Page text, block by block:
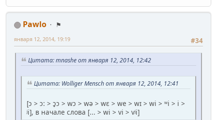
Pawlo
⚑
#34
января 12, 2014, 19:19
Цитата: mnashe от января 12, 2014, 12:42
Цитата: Wolliger Mensch от января 12, 2014, 12:41
[ɔ > ɔ: > ɔ̥ɔ > wɔ > wə > wɛ > we > wɪ > wi > ʷi > i >
ʲi], в начале слова [... > wi > vi > vʲi]